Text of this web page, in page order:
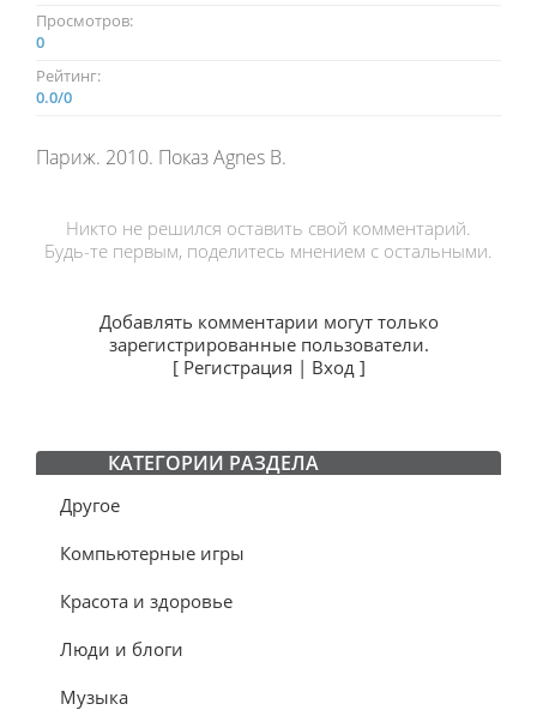
Просмотров:
0
Рейтинг:
0.0/0
Париж. 2010. Показ Agnes B.
Никто не решился оставить свой комментарий.
Будь-те первым, поделитесь мнением с остальными.
Добавлять комментарии могут только
зарегистрированные пользователи.
[ Регистрация | Вход]
КАТЕГОРИИ РАЗДЕЛА
Другое
Компьютерные игры
Красота и здоровье
Люди и блоги
Музыка